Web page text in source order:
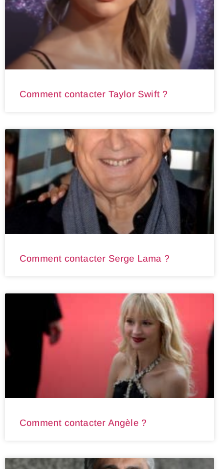
Comment contacter Taylor Swift ?
Comment contacter Serge Lama ?
Comment contacter Angèle ?